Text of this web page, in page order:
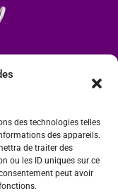
des technologies telles
des appareils.
de traiter des
ou les ID uniques sur ce
peut avoir